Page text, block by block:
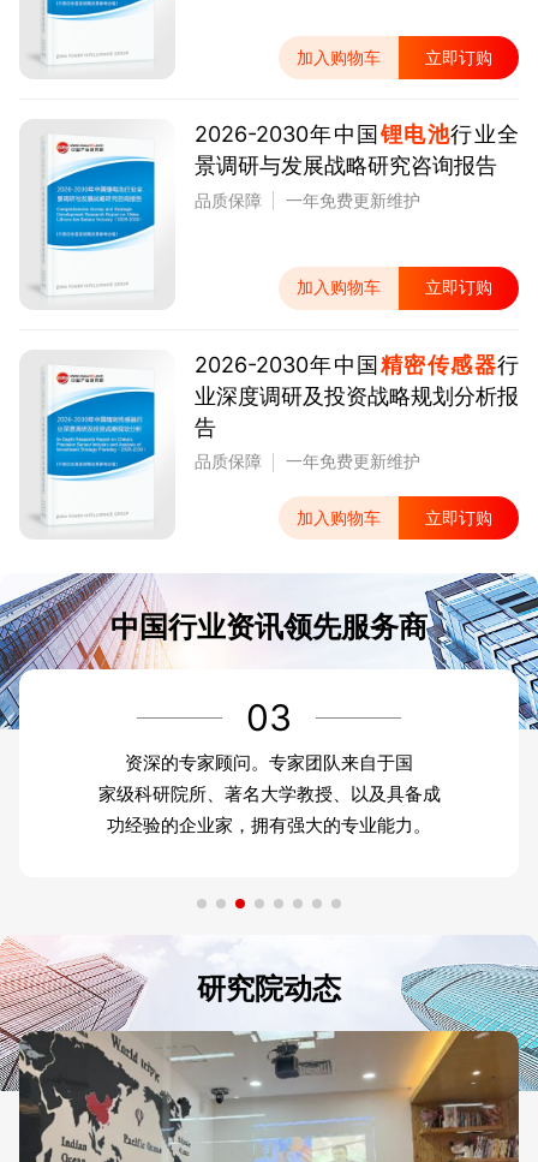
加入购物车 立即订购
2026-2030年中国锂电池行业全
景调研与发展战略研究咨询报告
品质保障 一年免费更新维护
加入购物车 立即订购
2026-2030年中国精密传感器行
业深度调研及投资战略规划分析报
告
品质保障 一年免费更新维护
加入购物车 立即订购
中国行业资讯领先服务商
03
资深的专家顾问。专家团队来自于国
家级科研院所、著名大学教授、以及具备成
功经验的企业家，拥有强大的专业能力。
研究院动态